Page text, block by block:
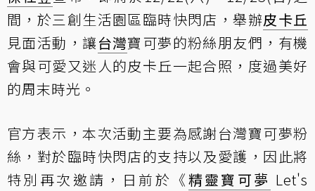
間，於三創生活園區臨時快閃店，舉辦皮卡丘
見面活動，讓台灣寶可夢的粉絲朋友們，有機
會與可愛又迷人的皮卡丘一起合照，度過美好
的周末時光。
官方表示，本次活動主要為感謝台灣寶可夢粉
絲，對於臨時快閃店的支持以及愛護，因此將
特別再次邀請，日前於《精靈寶可夢 Let's